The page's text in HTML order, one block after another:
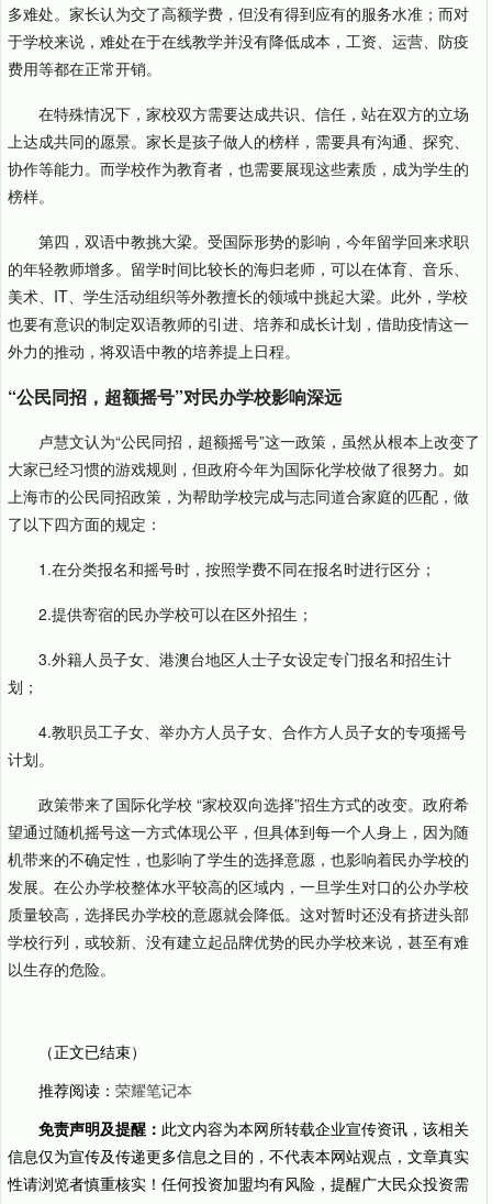
多难处。家长认为交了高额学费，但没有得到应有的服务水准；而对
于学校来说，难处在于在线教学并没有降低成本，工资、运营、防疫
费用等都在正常开销。
在特殊情况下，家校双方需要达成共识、信任，站在双方的立场
上达成共同的愿景。家长是孩子做人的榜样，需要具有沟通、探究、
协作等能力。而学校作为教育者，也需要展现这些素质，成为学生的
榜样。
第四，双语中教挑大梁。受国际形势的影响，今年留学回来求职
的年轻教师增多。留学时间比较长的海归老师，可以在体育、音乐、
美术、IT、学生活动组织等外教擅长的领域中挑起大梁。此外，学校
也要有意识的制定双语教师的引进、培养和成长计划，借助疫情这一
外力的推动，将双语中教的培养提上日程。
“公民同招，超额摇号”对民办学校影响深远
卢慧文认为“公民同招，超额摇号”这一政策，虽然从根本上改变了
大家已经习惯的游戏规则，但政府今年为国际化学校做了很努力。如
上海市的公民同招政策，为帮助学校完成与志同道合家庭的匹配，做
了以下四方面的规定：
1.在分类报名和摇号时，按照学费不同在报名时进行区分；
2.提供寄宿的民办学校可以在区外招生；
3.外籍人员子女、港澳台地区人士子女设定专门报名和招生计
划；
4.教职员工子女、举办方人员子女、合作方人员子女的专项摇号
计划。
政策带来了国际化学校 “家校双向选择”招生方式的改变。政府希
望通过随机摇号这一方式体现公平，但具体到每一个人身上，因为随
机带来的不确定性，也影响了学生的选择意愿，也影响着民办学校的
发展。在公办学校整体水平较高的区域内，一旦学生对口的公办学校
质量较高，选择民办学校的意愿就会降低。这对暂时还没有挤进头部
学校行列，或较新、没有建立起品牌优势的民办学校来说，甚至有难
以生存的危险。
（正文已结束）
推荐阅读： 荣耀笔记本
免责声明及提醒： 此文内容为本网所转载企业宣传资讯，该相关
信息仅为宣传及传递更多信息之目的，不代表本网站观点，文章真实
性请浏览者慎重核实！任何投资加盟均有风险，提醒广大民众投资需